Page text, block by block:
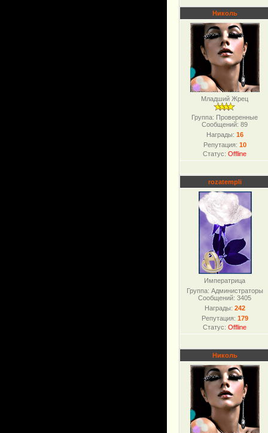
Николь
Младший Жрец
Группа: Проверенные
Сообщений:89
Награды: 16
Репутация: 10
Статус:Offline
rozatempli
Императрица
Группа: Администраторы
Сообщений:3405
Награды: 242
Репутация: 179
Статус:Offline
Николь